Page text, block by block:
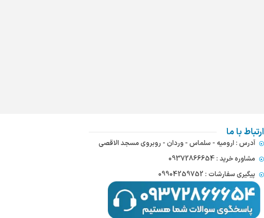
ارتباط با ما
آدرس : ارومیه - سلماس - وردان - روبروی مسجد الاقصی
مشاوره خرید : 09372866654
پیگیری سفارشات : 09904259752